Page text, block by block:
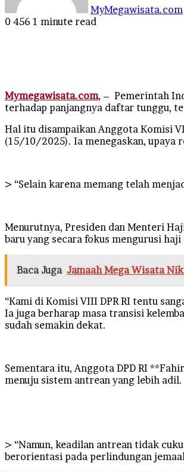
MyMegawisata.com
0 456 1 minute read
Mymegawisata.com, – Pemerintah
terhadap panjangnya daftar tunggu,
Hal itu disampaikan Anggota Komisi
(15/10/2025). Ia menegaskan, upaya
> “Selain karena memang telah
Menurutnya, Presiden dan Menteri
baru yang secara fokus mengurusi
Baca Juga Jamaah Mega Wisata
“Kami di Komisi VIII DPR RI tentu
Ia juga berharap masa transisi
sudah semakin dekat.
Sementara itu, Anggota DPD RI
menuju sistem antrean yang lebih adil.
> “Namun, keadilan antrean tidak
berorientasi pada perlindungan